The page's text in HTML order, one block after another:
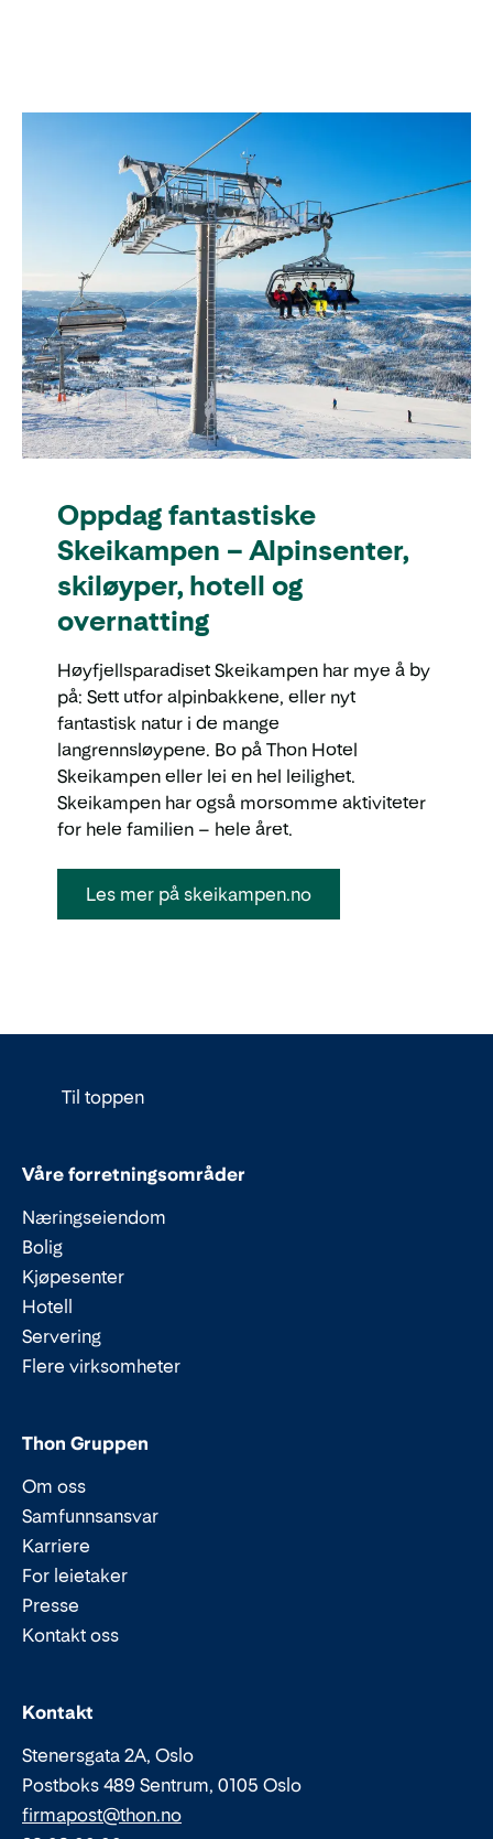
Oppdag fantastiske
Skeikampen – Alpinsenter,
skiløyper, hotell og
overnatting
Høyfjellsparadiset Skeikampen har mye å by
på: Sett utfor alpinbakkene, eller nyt
fantastisk natur i de mange
langrennsløypene. Bo på Thon Hotel
Skeikampen eller lei en hel leilighet.
Skeikampen har også morsomme aktiviteter
for hele familien – hele året.
Les mer på skeikampen.no
Til toppen
Våre forretningsområder
Næringseiendom
Bolig
Kjøpesenter
Hotell
Servering
Flere virksomheter
Thon Gruppen
Om oss
Samfunnsansvar
Karriere
For leietaker
Presse
Kontakt oss
Kontakt
Stenersgata 2A, Oslo
Postboks 489 Sentrum, 0105 Oslo
Epost:
firmapost@thon.no
Telefon: